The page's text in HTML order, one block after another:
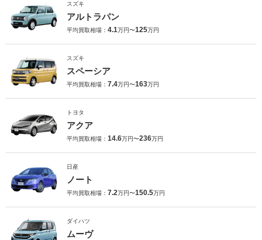
スズキ
アルトラパン
平均買取相場： 4.1万円〜125万円
スズキ
スペーシア
平均買取相場： 7.4万円〜163万円
トヨタ
アクア
平均買取相場： 14.6万円〜236万円
日産
ノート
平均買取相場： 7.2万円〜150.5万円
ダイハツ
ムーヴ